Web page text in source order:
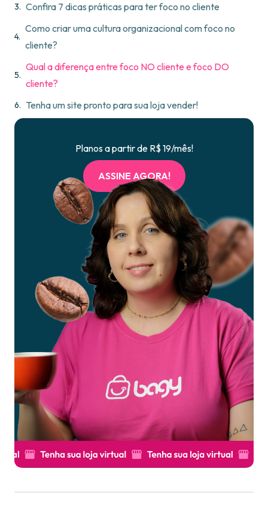
Confira 7 dicas práticas para ter foco no cliente
Como criar uma cultura organizacional com foco no
cliente?
Qual a diferença entre foco NO cliente e foco DO
cliente?
Tenha um site pronto para sua loja vender!
Planos a partir de R$ 19/mês!
ASSINE AGORA!